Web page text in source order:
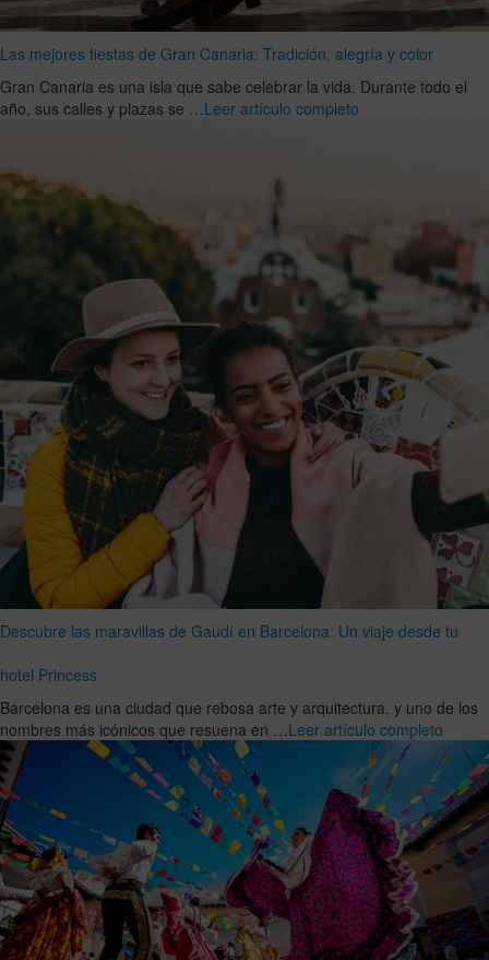
Las mejores fiestas de Gran Canaria: Tradición, alegría y color
Gran Canaria es una isla que sabe celebrar la vida. Durante todo el
año, sus calles y plazas se …Leer artículo completo
Descubre las maravillas de Gaudí en Barcelona: Un viaje desde tu
hotel Princess
Barcelona es una ciudad que rebosa arte y arquitectura, y uno de los
nombres más icónicos que resuena en …Leer artículo completo